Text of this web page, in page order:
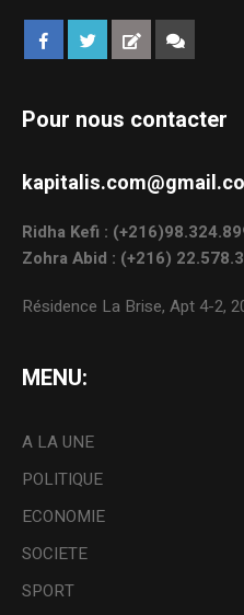
Pour nous contacter
Ridha Kefi :
Zohra Abid : (+216)
Résidence La Brise, Apt 4-2,
MENU:
A LA UNE
POLITIQUE
ECONOMIE
SOCIETE
SPORT